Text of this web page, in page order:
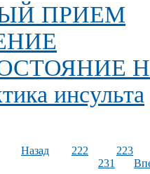
ПРИЕМ
инсульта
Назад 222
223
231